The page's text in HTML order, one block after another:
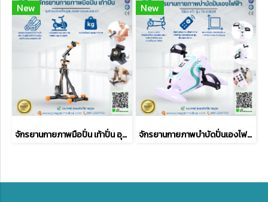
New
จักรยานกายภาพมือปั่น เท้าปั่น อุปกรณ์ฝึกฟื้นฟูสมรรถภาพแขนและขา
New
จักรยานกายภาพบำบัดปั่นเองไฟฟ้า ใช้มือ-เท้า รุ่น TX-EB001